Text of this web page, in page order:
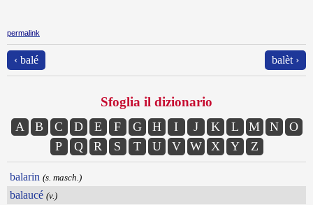
permalink
‹ balé balèt ›
Sfoglia il dizionario
A B C D E F G H I J K L M N
O
P
Q R S T U V W X Y Z
balarin (s. masch.)
balaucé (v.)